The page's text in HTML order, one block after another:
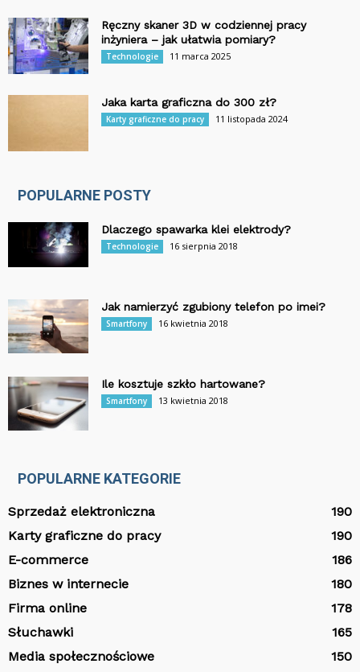
Ręczny skaner 3D w codziennej pracy
inżyniera – jak ułatwia pomiary?
Technologie 11 marca 2025
Jaka karta graficzna do 300 zł?
Karty graficzne do pracy 11 listopada 2024
POPULARNE POSTY
Dlaczego spawarka klei elektrody?
Technologie 16 sierpnia 2018
Jak namierzyć zgubiony telefon po imei?
Smartfony 16 kwietnia 2018
Ile kosztuje szkło hartowane?
Smartfony 13 kwietnia 2018
POPULARNE KATEGORIE
Sprzedaż elektroniczna
190
Karty graficzne do pracy
190
E-commerce
186
Biznes w internecie
180
Firma online
178
Słuchawki
165
Media społecznościowe
150